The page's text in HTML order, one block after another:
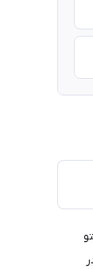
پتو